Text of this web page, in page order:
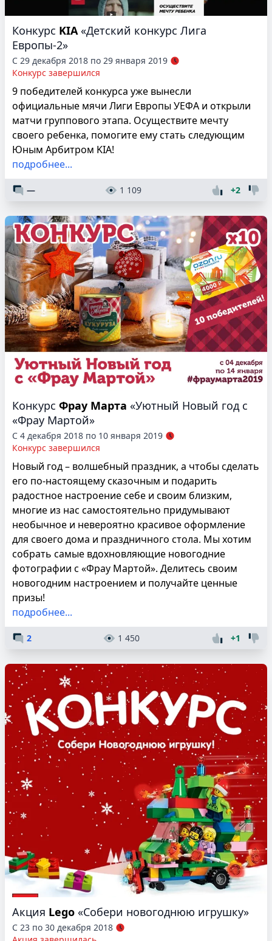
Конкурс KIA «Детский конкурс Лига
Европы-2»
С 29 декабря 2018 по 29 января 2019
Конкурс завершился
9 победителей конкурса уже вынесли
официальные мячи Лиги Европы УЕФА и открыли
матчи группового этапа. Осуществите мечту
своего ребенка, помогите ему стать следующим
Юным Арбитром KIA!
подробнее...
— 1 109 +2
Конкурс Фрау Марта «Уютный Новый год с
«Фрау Мартой»
С 4 декабря 2018 по 10 января 2019
Конкурс завершился
Новый год – волшебный праздник, а чтобы сделать
его по-настоящему сказочным и подарить
радостное настроение себе и своим близким,
многие из нас самостоятельно придумывают
необычное и невероятно красивое оформление
для своего дома и праздничного стола. Мы хотим
собрать самые вдохновляющие новогодние
фотографии с «Фрау Мартой». Делитесь своим
новогодним настроением и получайте ценные
призы!
подробнее...
2 1 450 +1
Акция Lego «Собери новогоднюю игрушку»
С 23 по 30 декабря 2018